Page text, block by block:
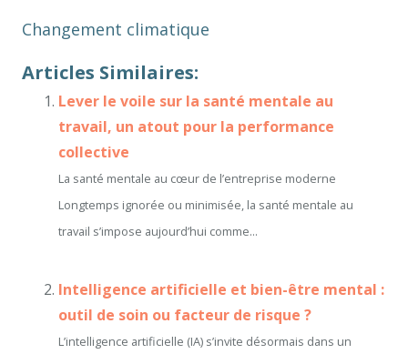
Changement climatique
Articles Similaires:
Lever le voile sur la santé mentale au
travail, un atout pour la performance
collective
La santé mentale au cœur de l’entreprise moderne
Longtemps ignorée ou minimisée, la santé mentale au
travail s’impose aujourd’hui comme...
Intelligence artificielle et bien-être mental :
outil de soin ou facteur de risque ?
L’intelligence artificielle (IA) s’invite désormais dans un